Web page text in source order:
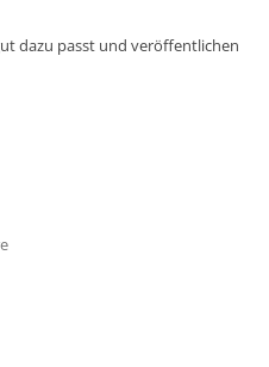
dazu passt und veröffentlichen